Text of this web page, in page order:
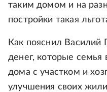
таким домом и на
постройки такая
Как пояснил Василий
денег, которые
дома с участком и
улучшения своих